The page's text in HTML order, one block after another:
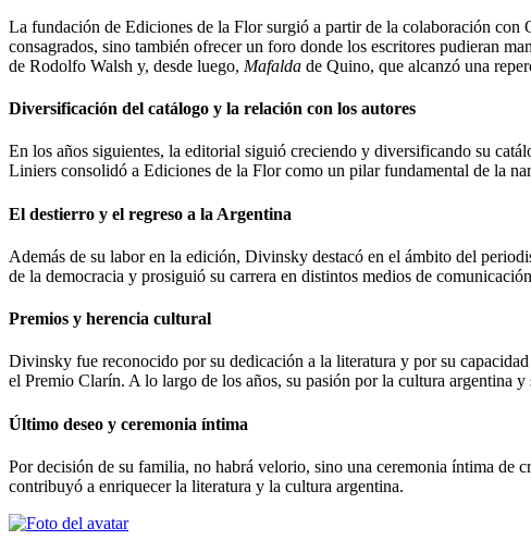
La fundación de Ediciones de la Flor surgió a partir de la colaboración
consagrados, sino también ofrecer un foro donde los escritores pudieran
de Rodolfo Walsh y, desde luego, Mafalda de Quino, que alcanzó una
Diversificación del catálogo y la relación con los autores
En los años siguientes, la editorial siguió creciendo y diversificando su
Liniers consolidó a Ediciones de la Flor como un pilar fundamental de la
El destierro y el regreso a la Argentina
Además de su labor en la edición, Divinsky destacó en el ámbito del
de la democracia y prosiguió su carrera en distintos medios de
Premios y herencia cultural
Divinsky fue reconocido por su dedicación a la literatura y por su
el Premio Clarín. A lo largo de los años, su pasión por la cultura argentina
Último deseo y ceremonia íntima
Por decisión de su familia, no habrá velorio, sino una ceremonia íntima de
contribuyó a enriquecer la literatura y la cultura argentina.